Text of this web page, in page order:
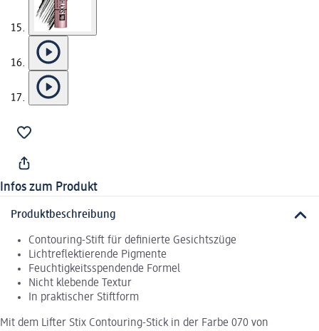
Infos zum Produkt
Produktbeschreibung
Contouring-Stift für definierte Gesichtszüge
Lichtreflektierende Pigmente
Feuchtigkeitsspendende Formel
Nicht klebende Textur
In praktischer Stiftform
Mit dem Lifter Stix Contouring-Stick in der Farbe 070 von